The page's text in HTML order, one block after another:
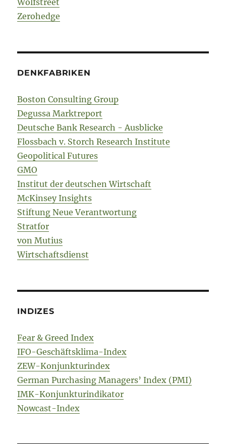
Zerohedge
DENKFABRIKEN
Boston Consulting Group
Degussa Marktreport
Deutsche Bank Research - Ausblicke
Flossbach v. Storch Research Institute
Geopolitical Futures
GMO
Institut der deutschen Wirtschaft
McKinsey Insights
Stiftung Neue Verantwortung
Stratfor
von Mutius
Wirtschaftsdienst
INDIZES
Fear & Greed Index
IFO-Geschäftsklima-Index
ZEW-Konjunkturindex
German Purchasing Managers’ Index (PMI)
IMK-Konjunkturindikator
Nowcast-Index